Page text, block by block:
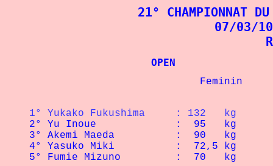
21° CHAMPIONNAT
07/03/
1° Yukako Fukushima 	: 132   kg
3° Akemi Maeda
5° Fumie Mizuno		:  70   kg